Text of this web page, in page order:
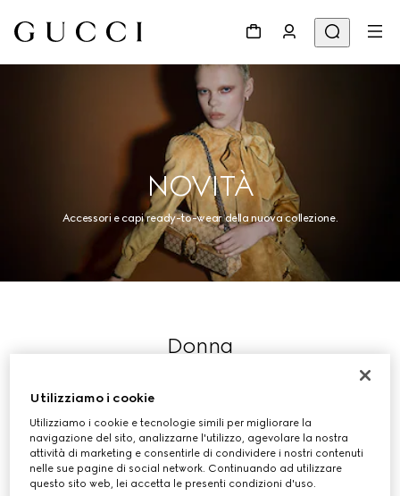
NOVITÀ
Accessori e capi ready-to-wear della nuova collezione.
Donna
ACQUISTA
Utilizziamo i cookie
Utilizziamo i cookie e tecnologie simili per migliorare la
navigazione del sito, analizzarne l'utilizzo, agevolare la nostra
attività di marketing e consentirle di condividere i nostri contenuti
nelle sue pagine di social network. Continuando ad utilizzare
questo sito web, lei accetta le presenti condizioni d'uso.